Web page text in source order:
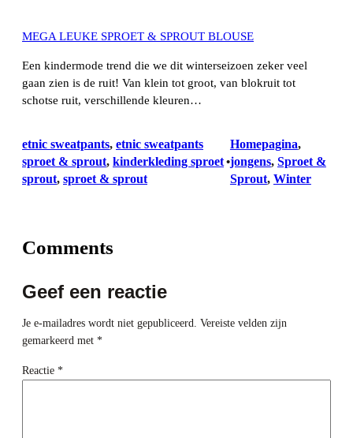
MEGA LEUKE SPROET & SPROUT BLOUSE
Een kindermode trend die we dit winterseizoen zeker veel
gaan zien is de ruit! Van klein tot groot, van blokruit tot
schotse ruit, verschillende kleuren…
etnic sweatpants, etnic sweatpants
sproet & sprout, kinderkleding sproet
sprout, sproet & sprout
•
Homepagina ,
jongens, Sproet &
Sprout, Winter
Comments
Geef een reactie
Je e-mailadres wordt niet gepubliceerd. Vereiste velden zijn
gemarkeerd met *
Reactie *